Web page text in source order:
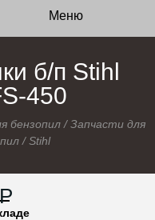
Меню
б/п Stihl
450
бензопил /Запчасти для
/Stihl
P